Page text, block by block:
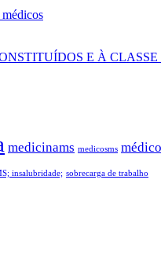
E À
medicinams medicosms
insalubridade; sobrecarga de trabalho